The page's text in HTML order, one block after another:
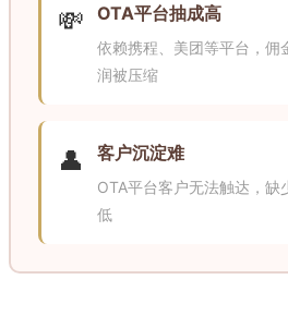
💸 OTA平台抽成高
依赖携程、美团等平台，佣
润被压缩
👤 客户沉淀难
OTA平台客户无法触达，缺
低